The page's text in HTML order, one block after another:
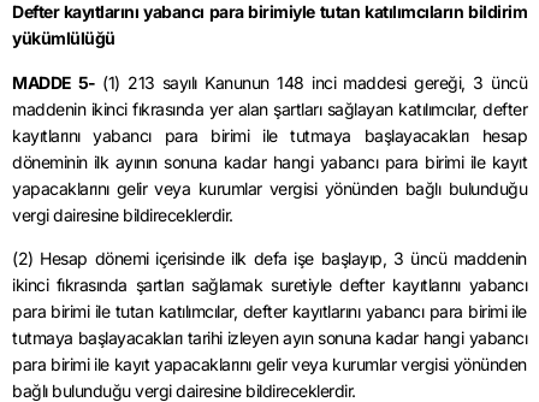
Defter kayıtlarını yabancı para birimiyle tutan katılımcıların bildirim
yükümlülüğü
MADDE 5- (1) 213 sayılı Kanunun 148 inci maddesi gereği, 3 üncü
maddenin ikinci fıkrasında yer alan şartları sağlayan katılımcılar, defter
kayıtlarını yabancı para birimi ile tutmaya başlayacakları hesap
döneminin ilk ayının sonuna kadar hangi yabancı para birimi ile kayıt
yapacaklarını gelir veya kurumlar vergisi yönünden bağlı bulunduğu
vergi dairesine bildireceklerdir.
(2) Hesap dönemi içerisinde ilk defa işe başlayıp, 3 üncü maddenin
ikinci fıkrasında şartları sağlamak suretiyle defter kayıtlarını yabancı
para birimi ile tutan katılımcılar, defter kayıtlarını yabancı para birimi ile
tutmaya başlayacakları tarihi izleyen ayın sonuna kadar hangi yabancı
para birimi ile kayıt yapacaklarını gelir veya kurumlar vergisi yönünden
bağlı bulunduğu vergi dairesine bildireceklerdir.